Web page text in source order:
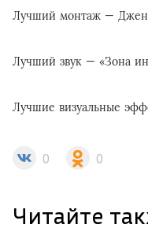
Лучший монтаж —
Лучший звук — «Зона
Лучшие визуальные
0 0
Читайте